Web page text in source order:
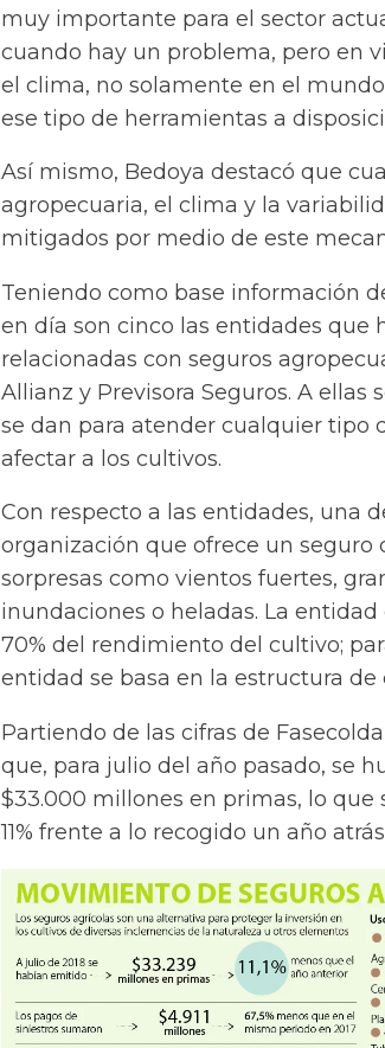
muy importante para el sector
cuando hay un problema, pero en
el clima, no solamente en el
ese tipo de herramientas a
Así mismo, Bedoya destacó que
agropecuaria, el clima y la
mitigados por medio de este
Teniendo como base información
en día son cinco las entidades que
relacionadas con seguros
Allianz y Previsora Seguros. A
se dan para atender cualquier tipo
afectar a los cultivos.
Con respecto a las entidades, una
organización que ofrece un
sorpresas como vientos fuertes,
inundaciones o heladas. La
70% del rendimiento del cultivo;
entidad se basa en la estructura
Partiendo de las cifras de
que, para julio del año pasado, se
$33.000 millones en primas, lo
11% frente a lo recogido un año